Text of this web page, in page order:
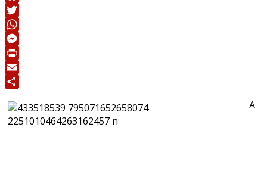
Facebook
Twitter
WhatsApp
Messenger
Print
Email
A